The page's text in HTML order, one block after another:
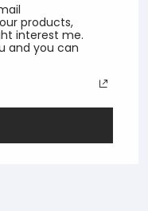
products,
interest me.
and you can